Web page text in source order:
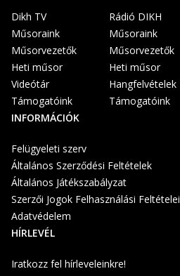
Dikh TV
Műsoraink
Műsorvezetők
Heti műsor
Videótár
Támogatóink
Rádió DIKH
Műsoraink
Műsorvezetők
Heti műsor
Hangfelvételek
Támogatóink
INFORMÁCIÓK
Felügyeleti szerv
Általános Szerződési Feltételek
Általános Játékszabályzat
Szerzői Jogok Felhasználási Feltételei
Adatvédelem
HÍRLEVÉL
Iratkozz fel hírleveleinkre!